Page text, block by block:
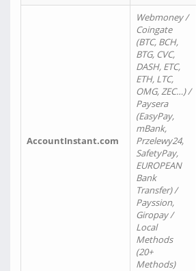
AccountInstant.com
Webmoney /
Coingate
(BTC, BCH,
BTG, CVC,
DASH, ETC,
ETH, LTC,
OMG, ZEC…) /
Paysera
(EasyPay,
mBank,
Przelewy24,
SafetyPay,
EUROPEAN
Bank
Transfer) /
Payssion,
Giropay /
Local
Methods
(20+
Methods)